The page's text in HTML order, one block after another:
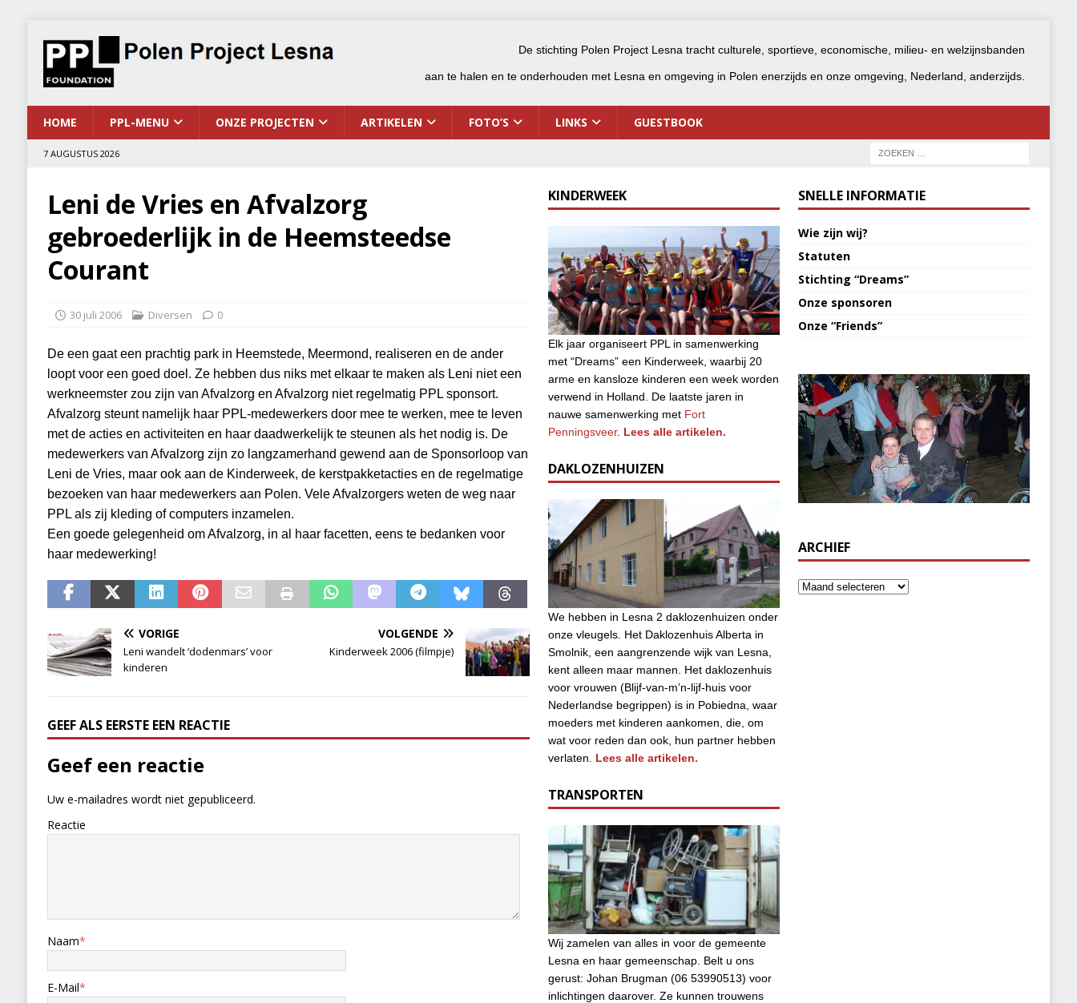
De stichting Polen Project Lesna tracht culturele, sportieve, economische, milieu- en welzijnsbanden
aan te halen en te onderhouden met Lesna en omgeving in Polen enerzijds en onze omgeving, Nederland, anderzijds.
HOME PPL-MENU ONZE PROJECTEN ARTIKELEN FOTO’S LINKS GUESTBOOK
7 AUGUSTUS 2026
Leni de Vries en Afvalzorg
gebroederlijk in de Heemsteedse
Courant
30 juli 2006 Diversen 0
De een gaat een prachtig park in Heemstede, Meermond, realiseren en de ander
loopt voor een goed doel. Ze hebben dus niks met elkaar te maken als Leni niet een
werkneemster zou zijn van Afvalzorg en Afvalzorg niet regelmatig PPL sponsort.
Afvalzorg steunt namelijk haar PPL-medewerkers door mee te werken, mee te leven
met de acties en activiteiten en haar daadwerkelijk te steunen als het nodig is. De
medewerkers van Afvalzorg zijn zo langzamerhand gewend aan de Sponsorloop van
Leni de Vries, maar ook aan de Kinderweek, de kerstpakketacties en de regelmatige
bezoeken van haar medewerkers aan Polen. Vele Afvalzorgers weten de weg naar
PPL als zij kleding of computers inzamelen.
Een goede gelegenheid om Afvalzorg, in al haar facetten, eens te bedanken voor
haar medewerking!
VORIGE
Leni wandelt ‘dodenmars’ voor
kinderen
VOLGENDE
Kinderweek 2006 (filmpje)
GEEF ALS EERSTE EEN REACTIE
Geef een reactie
Uw e-mailadres wordt niet gepubliceerd.
Reactie
Naam*
E-Mail*
KINDERWEEK
Elk jaar organiseert PPL in samenwerking
met “Dreams” een Kinderweek, waarbij 20
arme en kansloze kinderen een week worden
verwend in Holland. De laatste jaren in
nauwe samenwerking met Fort
Penningsveer. Lees alle artikelen.
DAKLOZENHUIZEN
We hebben in Lesna 2 daklozenhuizen onder
onze vleugels. Het Daklozenhuis Alberta in
Smolnik, een aangrenzende wijk van Lesna,
kent alleen maar mannen. Het daklozenhuis
voor vrouwen (Blijf-van-m’n-lijf-huis voor
Nederlandse begrippen) is in Pobiedna, waar
moeders met kinderen aankomen, die, om
wat voor reden dan ook, hun partner hebben
verlaten. Lees alle artikelen.
TRANSPORTEN
Wij zamelen van alles in voor de gemeente
Lesna en haar gemeenschap. Belt u ons
gerust: Johan Brugman (06 53990513) voor
inlichtingen daarover. Ze kunnen trouwens
SNELLE INFORMATIE
Wie zijn wij?
Statuten
Stichting “Dreams”
Onze sponsoren
Onze “Friends”
ARCHIEF